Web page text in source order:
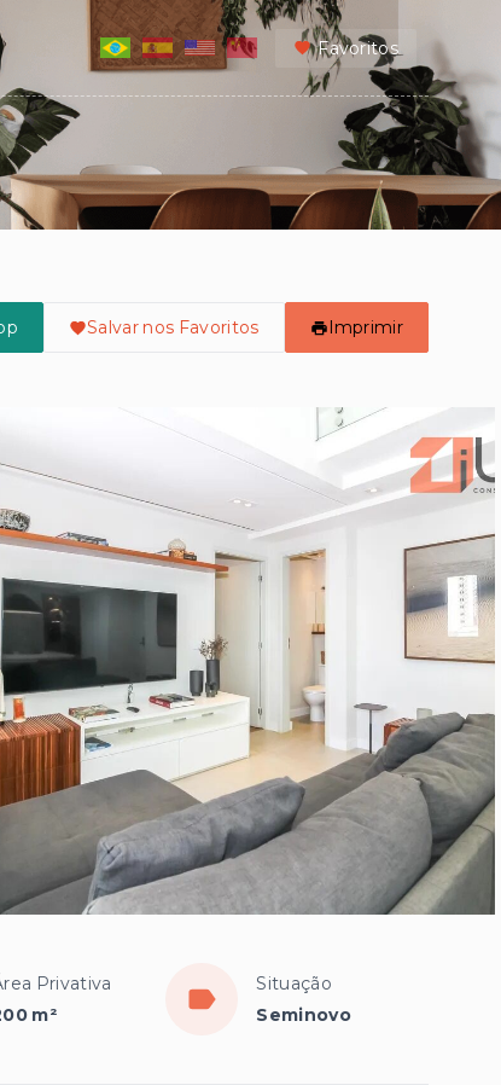
Favoritos
Salvar nos Favoritos Imprimir
Privativa
m²
Situação
Seminovo